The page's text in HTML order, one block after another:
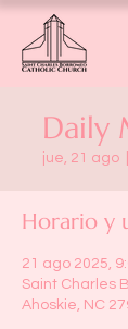
Daily
jue, 21 ago
Horario y
21 ago 2025,
Saint Charles
Ahoskie, NC